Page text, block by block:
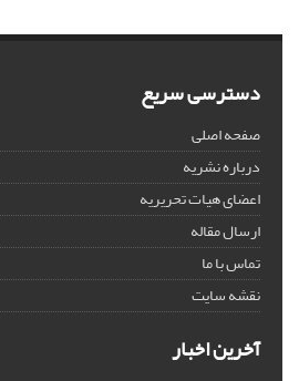
دسترسی سریع
صفحه اصلی
درباره نشریه
اعضای هیات تحریریه
ارسال مقاله
تماس با ما
نقشه سایت
آخرین اخبار